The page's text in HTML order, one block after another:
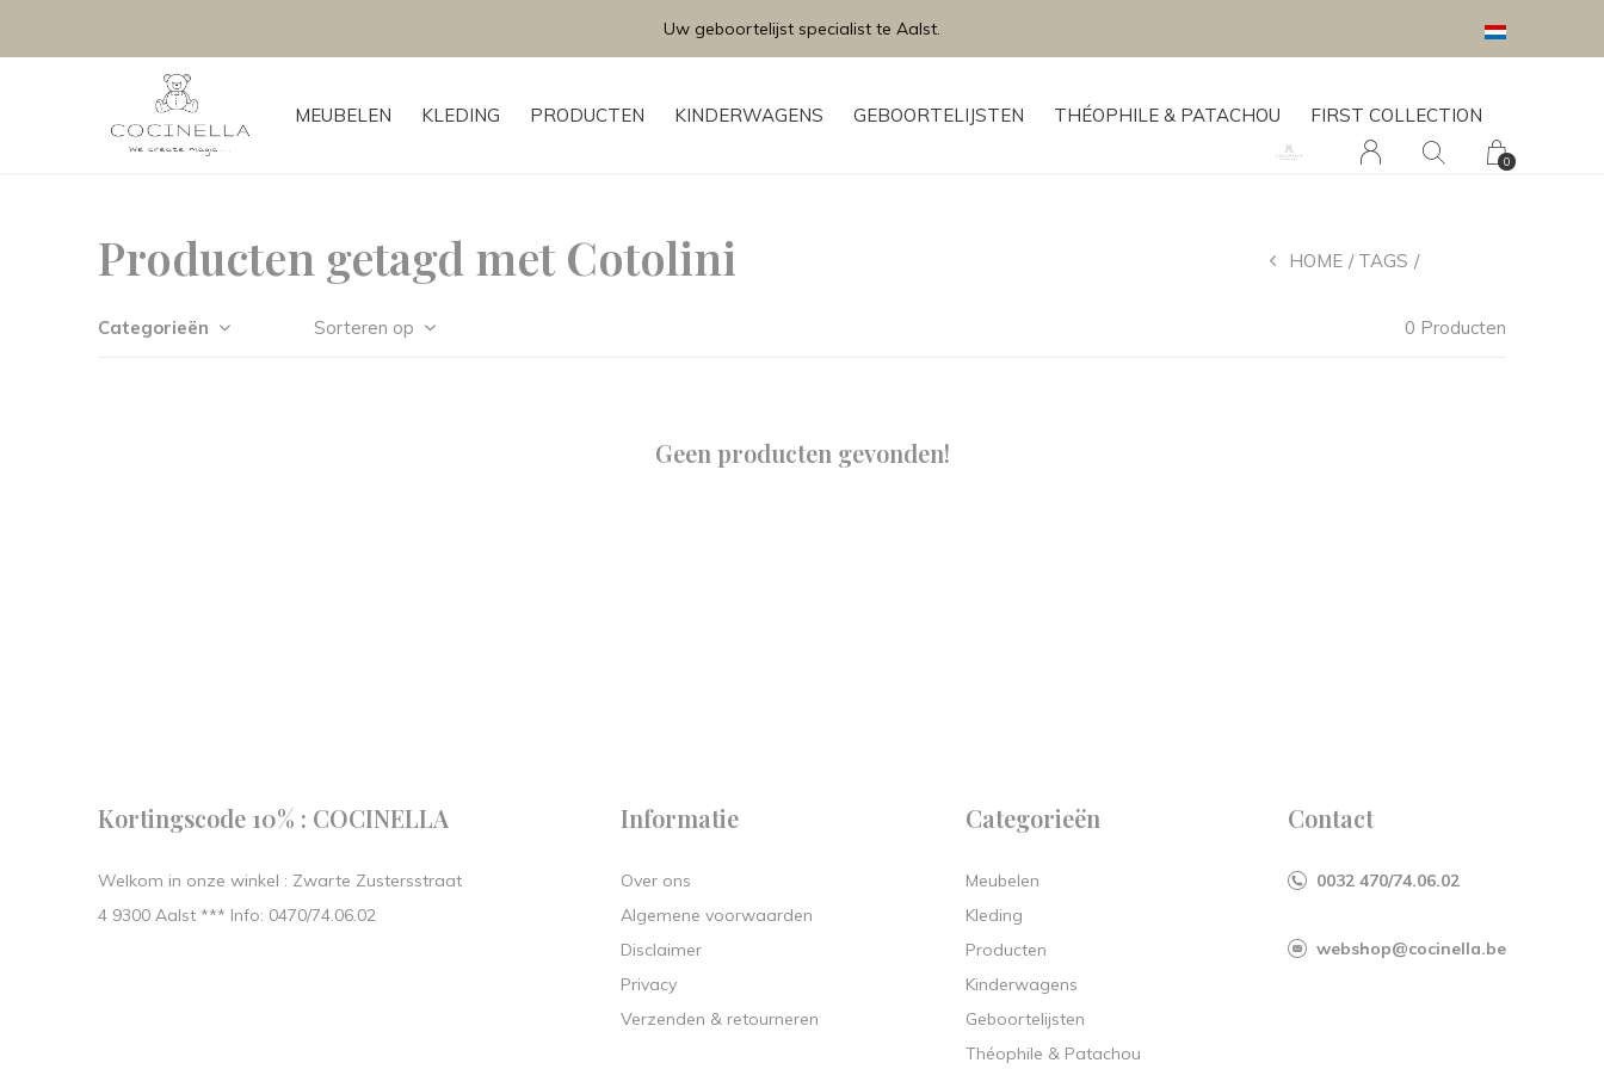
MEUBELEN KLEDING PRODUCTEN KINDERWAGENS GEBOORTELIJSTEN THÉOPHILE & PATACHOU FIRST COLLECTION
0
Uw geboortelijst specialist te Aalst.
Producten getagd met Cotolini HOME TAGS
Categorieën Sorteren op 0 Producten
Geen producten gevonden!
Kortingscode 10% : COCINELLA
Welkom in onze winkel : Zwarte Zustersstraat
4 9300 Aalst *** Info: 0470/74.06.02
Informatie
Over ons
Algemene voorwaarden
Disclaimer
Privacy
Verzenden & retourneren
Categorieën
Meubelen
Kleding
Producten
Kinderwagens
Geboortelijsten
Théophile & Patachou
Contact
0032 470/74.06.02
webshop@cocinella.be